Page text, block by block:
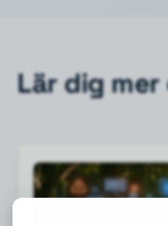
Lär dig mer